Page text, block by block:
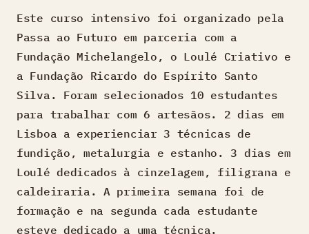
Este curso intensivo foi organizado pela
Passa ao Futuro em parceria com a
Fundação Michelangelo, o Loulé Criativo e
a Fundação Ricardo do Espírito Santo
Silva. Foram selecionados 10 estudantes
para trabalhar com 6 artesãos. 2 dias em
Lisboa a experienciar 3 técnicas de
fundição, metalurgia e estanho. 3 dias em
Loulé dedicados à cinzelagem, filigrana e
caldeiraria. A primeira semana foi de
formação e na segunda cada estudante
esteve dedicado a uma técnica.